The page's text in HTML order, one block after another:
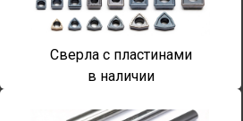
Сверла с пластинами
в наличии